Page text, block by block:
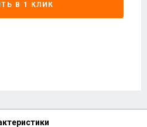
В 1 КЛИК